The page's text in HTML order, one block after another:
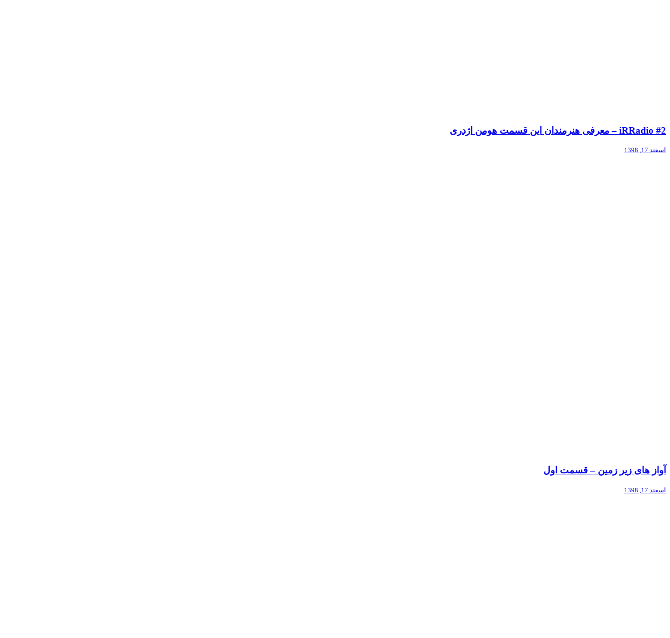
iRRadio #2 – معرفی هنرمندان این قسمت هومن اژدری
اسفند 17, 1398
آواز های زیر زمین – قسمت اول
اسفند 17, 1398